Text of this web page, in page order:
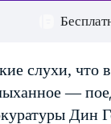
слухи, что
—
Дин